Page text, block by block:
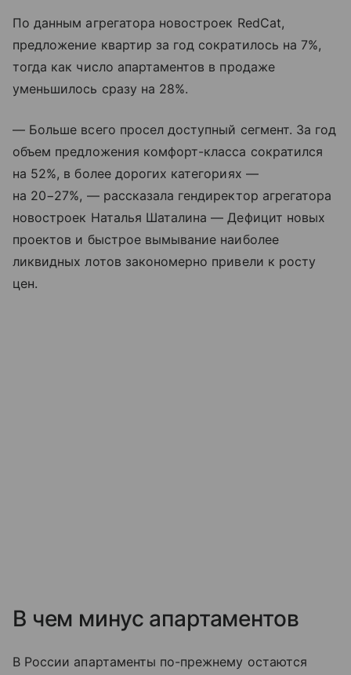
По данным агрегатора новостроек RedCat,
предложение квартир за год сократилось на 7%,
тогда как число апартаментов в продаже
уменьшилось сразу на 28%.
— Больше всего просел доступный сегмент. За год
объем предложения комфорт-класса сократился
на 52%, в более дорогих категориях —
на 20−27%, — рассказала гендиректор агрегатора
новостроек Наталья Шаталина — Дефицит новых
проектов и быстрое вымывание наиболее
ликвидных лотов закономерно привели к росту
цен.
В чем минус апартаментов
В России апартаменты по-прежнему остаются